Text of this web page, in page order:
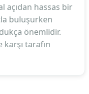
açıdan hassas bir
buluşurken
önemlidir.
tarafın